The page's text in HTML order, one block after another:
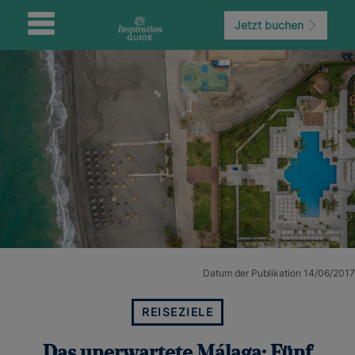
Jetzt buchen
Datum der Publikation 14/06/2017
REISEZIELE